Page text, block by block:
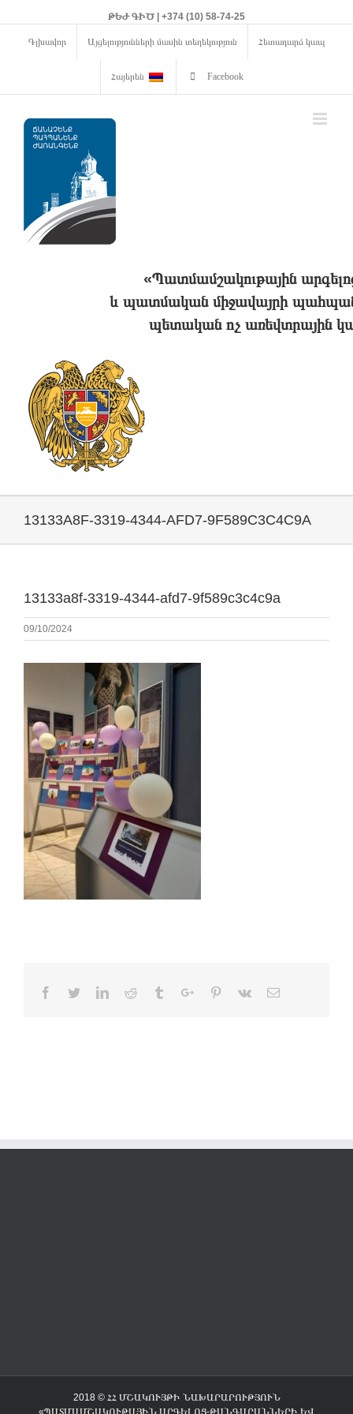
ԹԵԺ ԳԻԾ | +374 (10) 58-74-25
Գլխավոր Այցելությունների մասին տեղեկություն Հետադարձ կապ
Հայերեն Facebook
«Պատմամշակութային
և պատմական միջավայրի
պետական ոչ առեվտրային
13133A8F-3319-4344-AFD7-9F589C3C4C9A
13133a8f-3319-4344-afd7-9f589c3c4c9a
09/10/2024
Facebook
TwitterLinkedinReddit TumblrGoogle+Pinterest
Vk Email
2018 © ՀՀ ՄՇԱԿՈՒՅԹԻ ՆԱԽԱՐԱՐՈՒԹՅՈՒՆ